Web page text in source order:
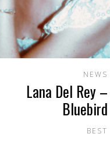
NEWS
Lana Del Rey –
Bluebird
BEST